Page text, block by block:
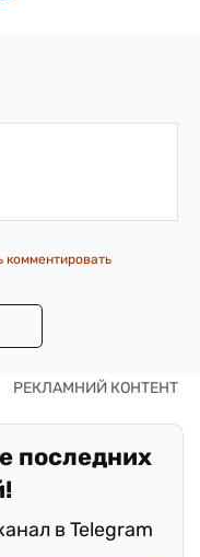
комментировать
последних
в Telegram